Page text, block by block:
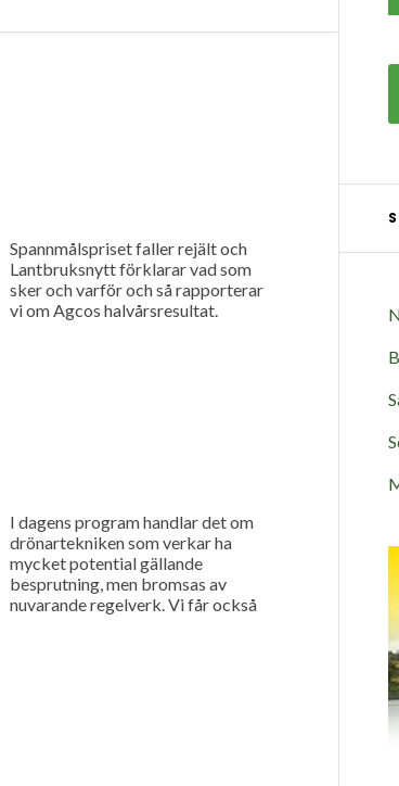
Spannmålspriset faller rejält och
Lantbruksnytt förklarar vad som
sker och varför och så rapporterar
vi om Agcos halvårsresultat.
I dagens program handlar det om
drönartekniken som verkar ha
mycket potential gällande
besprutning, men bromsas av
nuvarande regelverk. Vi får också